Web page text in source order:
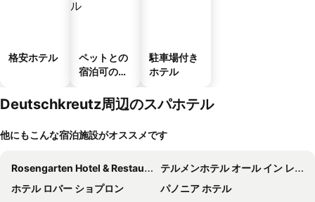
格安ホテル
ペットとの
宿泊可のホ
駐車場付き
ホテル
Deutschkreutz周辺のスパホテル
他にもこんな宿泊施設がオススメです
Rosengarten Hotel & Restaurant
テルメンホテル オール イン レッド
ホテル ロバー ショプロン
パノニア ホテル